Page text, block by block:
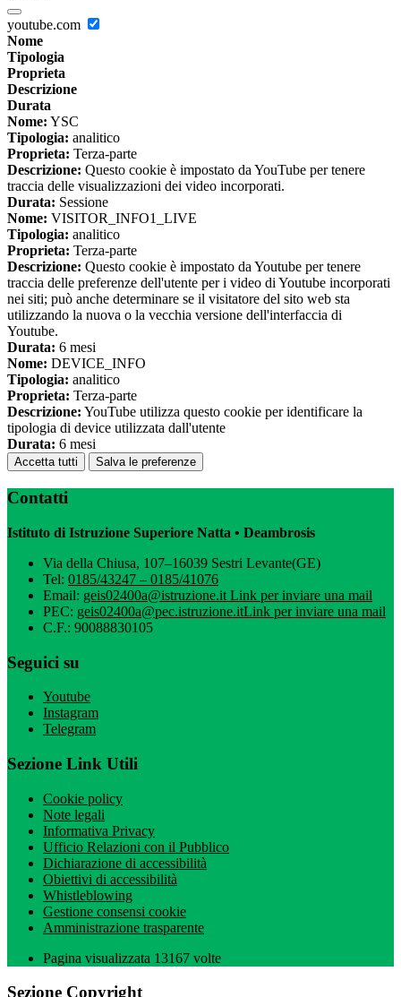
youtube.com
Nome
Tipologia
Proprieta
Descrizione
Durata
Nome: YSC
Tipologia: analitico
Proprieta: Terza-parte
Descrizione: Questo cookie è impostato da YouTube per tenere
traccia delle visualizzazioni dei video incorporati.
Durata: Sessione
Nome: VISITOR_INFO1_LIVE
Tipologia: analitico
Proprieta: Terza-parte
Descrizione: Questo cookie è impostato da Youtube per tenere
traccia delle preferenze dell'utente per i video di Youtube incorporati
nei siti; può anche determinare se il visitatore del sito web sta
utilizzando la nuova o la vecchia versione dell'interfaccia di
Youtube.
Durata: 6 mesi
Nome: DEVICE_INFO
Tipologia: analitico
Proprieta: Terza-parte
Descrizione: YouTube utilizza questo cookie per identificare la
tipologia di device utilizzata dall'utente
Durata: 6 mesi
Accetta tutti Salva le preferenze
Contatti
Istituto di Istruzione Superiore Natta • Deambrosis
Via della Chiusa, 107–16039 Sestri Levante(GE)
Tel: 0185/43247 – 0185/41076
Email: geis02400a@istruzione.it Link per inviare una mail
PEC: geis02400a@pec.istruzione.itLink per inviare una mail
C.F.: 90088830105
Seguici su
Youtube
Instagram
Telegram
Sezione Link Utili
Cookie policy
Note legali
Informativa Privacy
Ufficio Relazioni con il Pubblico
Dichiarazione di accessibilità
Obiettivi di accessibilità
Whistleblowing
Gestione consensi cookie
Amministrazione trasparente
Pagina visualizzata 13167 volte
Sezione Copyright